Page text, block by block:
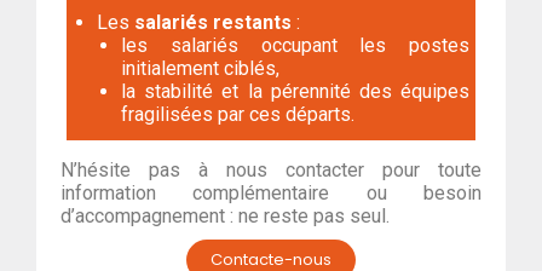
Les salariés restants :
les salariés occupant les postes
initialement ciblés,
la stabilité et la pérennité des équipes
fragilisées par ces départs.
N’hésite pas à nous contacter pour toute
information complémentaire ou besoin
d’accompagnement : ne reste pas seul.
Contacte-nous